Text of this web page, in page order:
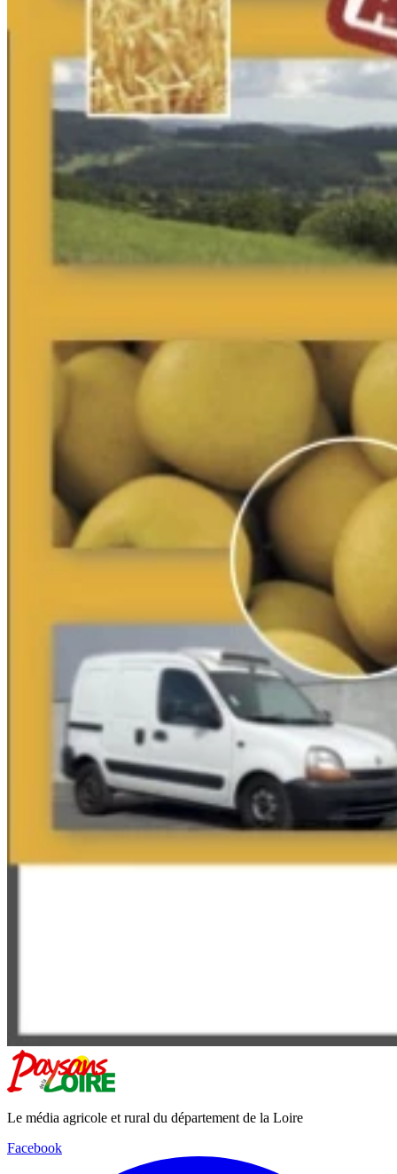
Le média agricole et rural du département de la Loire
Facebook